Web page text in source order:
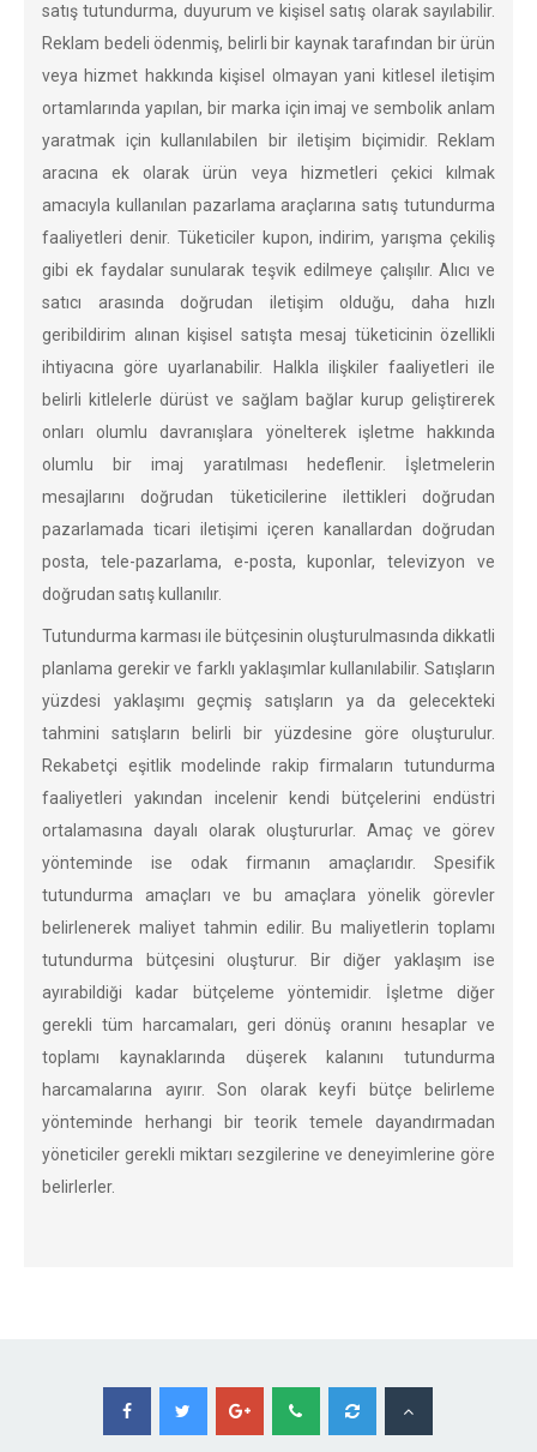
satış tutundurma, duyurum ve kişisel satış olarak sayılabilir.
Reklam bedeli ödenmiş, belirli bir kaynak tarafından bir ürün
veya hizmet hakkında kişisel olmayan yani kitlesel iletişim
ortamlarında yapılan, bir marka için imaj ve sembolik anlam
yaratmak için kullanılabilen bir iletişim biçimidir. Reklam
aracına ek olarak ürün veya hizmetleri çekici kılmak
amacıyla kullanılan pazarlama araçlarına satış tutundurma
faaliyetleri denir. Tüketiciler kupon, indirim, yarışma çekiliş
gibi ek faydalar sunularak teşvik edilmeye çalışılır. Alıcı ve
satıcı arasında doğrudan iletişim olduğu, daha hızlı
geribildirim alınan kişisel satışta mesaj tüketicinin özellikli
ihtiyacına göre uyarlanabilir. Halkla ilişkiler faaliyetleri ile
belirli kitlelerle dürüst ve sağlam bağlar kurup geliştirerek
onları olumlu davranışlara yönelterek işletme hakkında
olumlu bir imaj yaratılması hedeflenir. İşletmelerin
mesajlarını doğrudan tüketicilerine ilettikleri doğrudan
pazarlamada ticari iletişimi içeren kanallardan doğrudan
posta, tele-pazarlama, e-posta, kuponlar, televizyon ve
doğrudan satış kullanılır.
Tutundurma karması ile bütçesinin oluşturulmasında dikkatli
planlama gerekir ve farklı yaklaşımlar kullanılabilir. Satışların
yüzdesi yaklaşımı geçmiş satışların ya da gelecekteki
tahmini satışların belirli bir yüzdesine göre oluşturulur.
Rekabetçi eşitlik modelinde rakip firmaların tutundurma
faaliyetleri yakından incelenir kendi bütçelerini endüstri
ortalamasına dayalı olarak oluştururlar. Amaç ve görev
yönteminde ise odak firmanın amaçlarıdır. Spesifik
tutundurma amaçları ve bu amaçlara yönelik görevler
belirlenerek maliyet tahmin edilir. Bu maliyetlerin toplamı
tutundurma bütçesini oluşturur. Bir diğer yaklaşım ise
ayırabildiği kadar bütçeleme yöntemidir. İşletme diğer
gerekli tüm harcamaları, geri dönüş oranını hesaplar ve
toplamı kaynaklarında düşerek kalanını tutundurma
harcamalarına ayırır. Son olarak keyfi bütçe belirleme
yönteminde herhangi bir teorik temele dayandırmadan
yöneticiler gerekli miktarı sezgilerine ve deneyimlerine göre
belirlerler.